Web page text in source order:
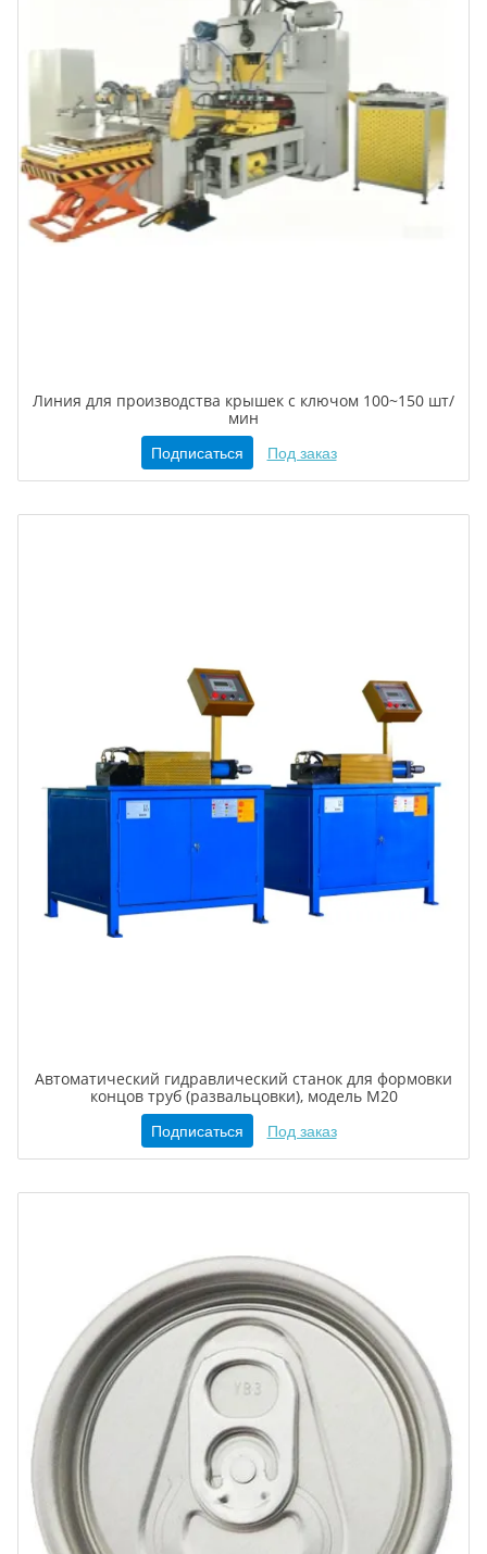
Линия для производства крышек с ключом 100~150 шт/
мин
Подписаться Под заказ
Автоматический гидравлический станок для формовки
концов труб (развальцовки), модель M20
Подписаться Под заказ